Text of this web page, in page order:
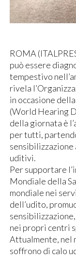
ROMA
può essere
tempestivo
rivela
in occasione
(World Hearing
della giornata è
per tutti,
sensibilizzazione
uditivi.
Per supportare
Mondiale della
mondiale nei
dell’udito,
nei propri centri
Attualmente, nel
soffrono di calo